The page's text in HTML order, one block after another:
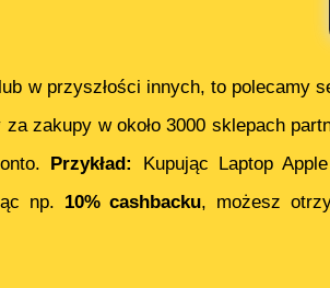
w przyszłości innych, to polecamy
zakupy w około 3000 sklepach
Przykład: Kupując Laptop
np. 10% cashbacku, możesz